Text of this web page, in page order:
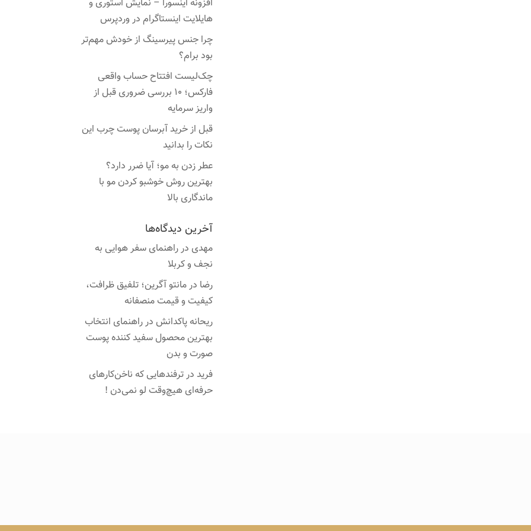
افزونه اینسورا – نمایش استوری و
هایلایت اینستاگرام در وردپرس
چرا جنس پیرسینگ از خودش مهم‌تر
بود برام؟
چک‌لیست افتتاح حساب واقعی
فارکس؛ ۱۰ بررسی ضروری قبل از
واریز سرمایه
قبل از خرید آبرسان پوست چرب این
نکات را بدانید
عطر زدن به مو؛ آیا ضرر دارد؟
بهترین روش خوشبو کردن مو با
ماندگاری بالا
آخرین دیدگاه‌ها
مهدی درراهنمای سفر هوایی به
نجف و کربلا
رضا درمانتو آگرین؛ تلفیق ظرافت،
کیفیت و قیمت منصفانه
ریحانه پاکدانش درراهنمای انتخاب
بهترین محصول سفید کننده پوست
صورت و بدن
فرید درترفندهایی که ناخن‌کارهای
حرفه‌ای هیچ‌وقت لو نمی‌دن !